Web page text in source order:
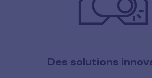
Des solutions